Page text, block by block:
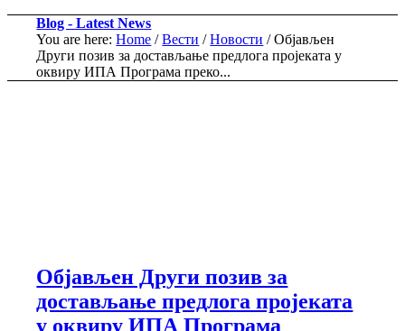
Blog - Latest News
You are here: Home / Вести / Новости / Објављен
Други позив за достављање предлога пројеката у
оквиру ИПА Програма преко...
Објављен Други позив за
достављање предлога пројеката
у оквиру ИПА Програма